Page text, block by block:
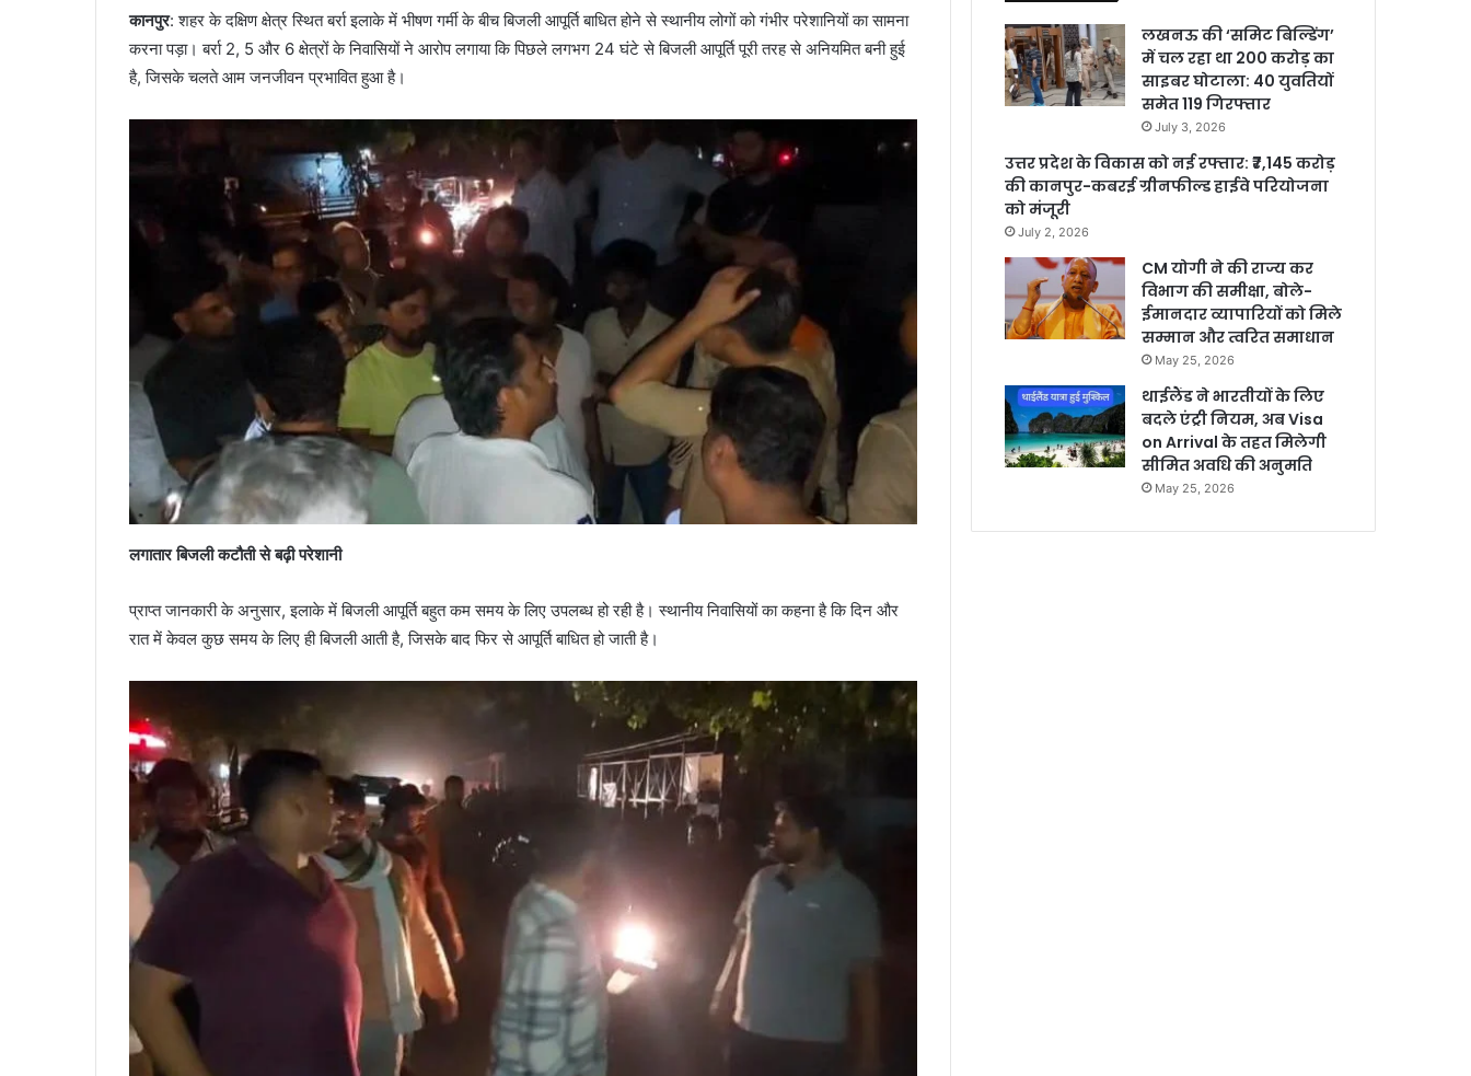
कानपुर: शहर के दक्षिण क्षेत्र स्थित बर्रा इलाके में भीषण गर्मी के बीच बिजली आपूर्ति बाधित होने से स्थानीय लोगों को गंभीर परेशानियों का सामना
करना पड़ा। बर्रा 2, 5 और 6 क्षेत्रों के निवासियों ने आरोप लगाया कि पिछले लगभग 24 घंटे से बिजली आपूर्ति पूरी तरह से अनियमित बनी हुई
है, जिसके चलते आम जनजीवन प्रभावित हुआ है।
लगातार बिजली कटौती से बढ़ी परेशानी
प्राप्त जानकारी के अनुसार, इलाके में बिजली आपूर्ति बहुत कम समय के लिए उपलब्ध हो रही है। स्थानीय निवासियों का कहना है कि दिन और
रात में केवल कुछ समय के लिए ही बिजली आती है, जिसके बाद फिर से आपूर्ति बाधित हो जाती है।
लखनऊ की ‘समिट बिल्डिंग’
में चल रहा था 200 करोड़ का
साइबर घोटाला: 40 युवतियों
समेत 119 गिरफ्तार
July 3, 2026
उत्तर प्रदेश के विकास को नई रफ्तार: ₹7,145 करोड़
की कानपुर-कबरई ग्रीनफील्ड हाईवे परियोजना
को मंजूरी
July 2, 2026
CM योगी ने की राज्य कर
विभाग की समीक्षा, बोले-
ईमानदार व्यापारियों को मिले
सम्मान और त्वरित समाधान
May 25, 2026
थाईलैंड ने भारतीयों के लिए
बदले एंट्री नियम, अब Visa
on Arrival के तहत मिलेगी
सीमित अवधि की अनुमति
May 25, 2026